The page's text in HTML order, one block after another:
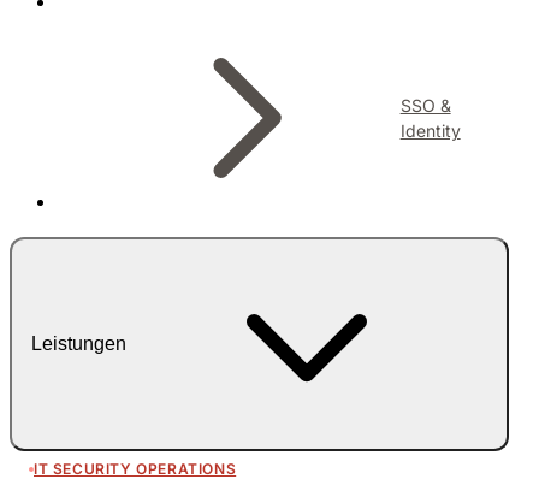
SSO &
Identity
Leistungen
IT SECURITY OPERATIONS